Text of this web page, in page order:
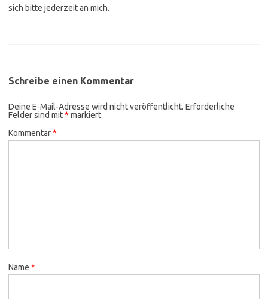
sich bitte jederzeit an mich.
Schreibe einen Kommentar
Deine E-Mail-Adresse wird nicht veröffentlicht. Erforderliche
Felder sind mit* markiert
Kommentar*
Name *